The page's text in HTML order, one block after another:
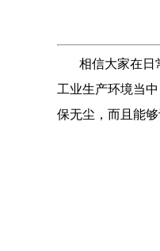
相信大家在日常
工业生产环境当
保无尘，而且能